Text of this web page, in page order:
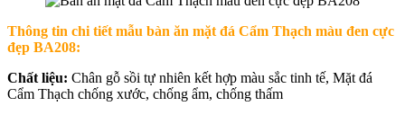
Thông tin chi tiết mẫu bàn ăn mặt đá Cẩm Thạch màu đen cực
đẹp BA208:
Chất liệu: Chân gỗ sồi tự nhiên kết hợp màu sắc tinh tế, Mặt đá
Cẩm Thạch chống xước, chống ẩm, chống thấm